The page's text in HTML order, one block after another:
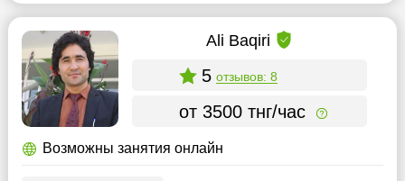
Ali Baqiri
5 отзывов: 8
от 3500 тнг/час
Возможны занятия онлайн